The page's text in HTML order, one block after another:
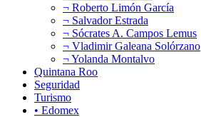
¬ Roberto Limón García
¬ Salvador Estrada
¬ Sócrates A. Campos Lemus
¬ Vladimir Galeana Solórzano
¬ Yolanda Montalvo
Quintana Roo
Seguridad
Turismo
• Edomex